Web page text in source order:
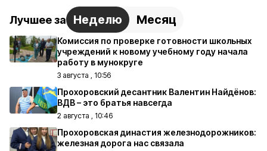
Лучшее за Неделю Месяц
Комиссия по проверке готовности школьных
учреждений к новому учебному году начала
работу в мунокруге
3 августа , 10:56
Прохоровский десантник Валентин Найдёнов:
ВДВ – это братья навсегда
2 августа , 10:46
Прохоровская династия железнодорожников:
железная дорога нас связала